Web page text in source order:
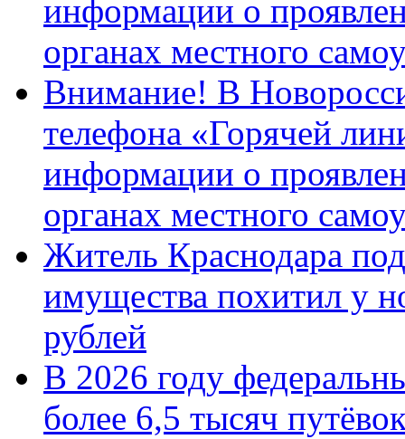
информации о
органах местного
Внимание! В
телефона «Горячей
информации о
органах местного
Житель Краснодара
имущества похитил у
рублей
В 2026 году
более 6,5 тысяч